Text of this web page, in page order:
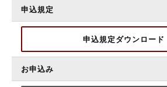
申込規定
申込規定ダウンロード
お申込み